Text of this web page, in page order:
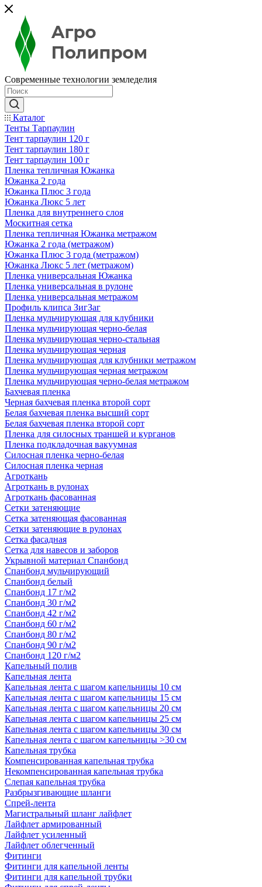
Современные технологии земледелия
Каталог
Тенты Тарпаулин
Тент тарпаулин 120 г
Тент тарпаулин 180 г
Тент тарпаулин 100 г
Пленка тепличная Южанка
Южанка 2 года
Южанка Плюс 3 года
Южанка Люкс 5 лет
Пленка для внутреннего слоя
Москитная сетка
Пленка тепличная Южанка метражом
Южанка 2 года (метражом)
Южанка Плюс 3 года (метражом)
Южанка Люкс 5 лет (метражом)
Пленка универсальная Южанка
Пленка универсальная в рулоне
Пленка универсальная метражом
Профиль клипса ЗигЗаг
Пленка мульчирующая для клубники
Пленка мульчирующая черно-белая
Пленка мульчирующая черно-стальная
Пленка мульчирующая черная
Пленка мульчирующая для клубники метражом
Пленка мульчирующая черная метражом
Пленка мульчирующая черно-белая метражом
Бахчевая пленка
Черная бахчевая пленка второй сорт
Белая бахчевая пленка высший сорт
Белая бахчевая пленка второй сорт
Пленка для силосных траншей и курганов
Пленка подкладочная вакуумная
Силосная пленка черно-белая
Силосная пленка черная
Агроткань
Агроткань в рулонах
Агроткань фасованная
Сетки затеняющие
Сетка затеняющая фасованная
Сетки затеняющие в рулонах
Сетка фасадная
Сетка для навесов и заборов
Укрывной материал Спанбонд
Спанбонд мульчирующий
Спанбонд белый
Спанбонд 17 г/м2
Спанбонд 30 г/м2
Спанбонд 42 г/м2
Спанбонд 60 г/м2
Спанбонд 80 г/м2
Спанбонд 90 г/м2
Спанбонд 120 г/м2
Капельный полив
Капельная лента
Капельная лента с шагом капельницы 10 см
Капельная лента с шагом капельницы 15 см
Капельная лента с шагом капельницы 20 см
Капельная лента с шагом капельницы 25 см
Капельная лента с шагом капельницы 30 см
Капельная лента с шагом капельницы >30 см
Капельная трубка
Компенсированная капельная трубка
Некомпенсированная капельная трубка
Слепая капельная трубка
Разбрызгивающие шланги
Спрей-лента
Магистральный шланг лайфлет
Лайфлет армированный
Лайфлет усиленный
Лайфлет облегченный
Фитинги
Фитинги для капельной ленты
Фитинги для капельной трубки